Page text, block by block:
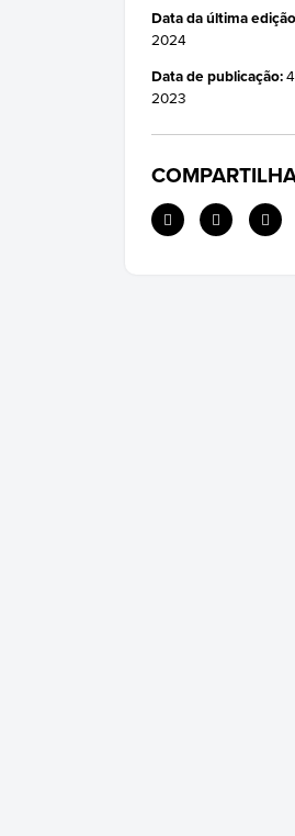
Data da última
2024
Data de publicação:
2023